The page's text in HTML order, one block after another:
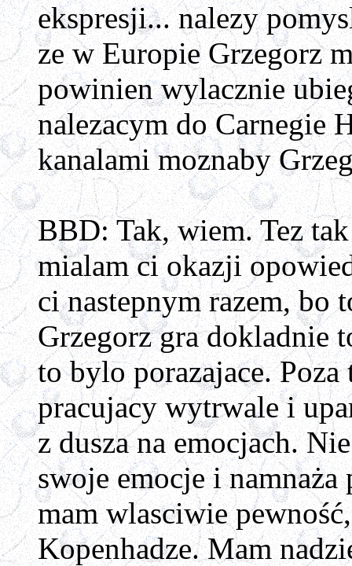
ekspresji... nalezy
ze w Europie Grzegorz
powinien wylacznie
nalezacym doCarnegie
kanalami moznaby
BBD: Tak, wiem. Tez
mialam ci okazji
ci nastepnym razem, bo
Grzegorz gra dokladnie
to bylo porazajace.
pracujacy wytrwale i
z dusza na emocjach.
swoje emocje i
mam wlasciwie
Kopenhadze. Mam